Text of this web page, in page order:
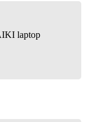
laptop